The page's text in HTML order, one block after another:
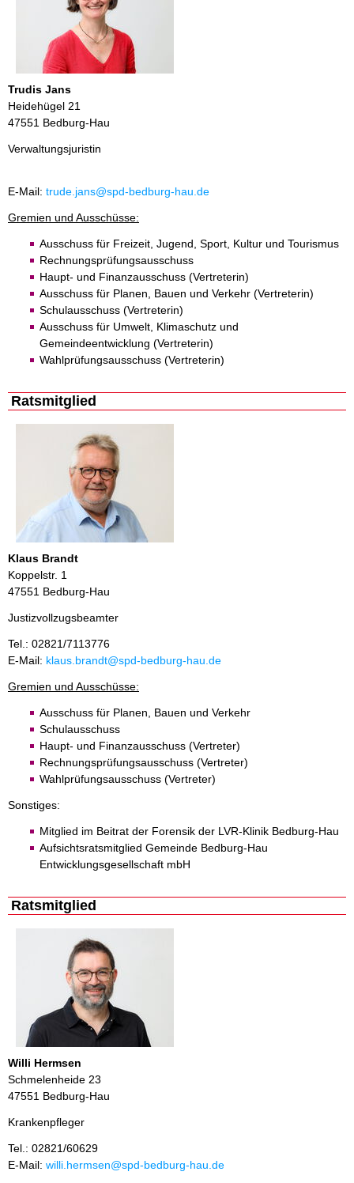
Trudis Jans
Heidehügel 21
47551 Bedburg-Hau
Verwaltungsjuristin
E-Mail: trude.jans@spd-bedburg-hau.de
Gremien und Ausschüsse:
Ausschuss für Freizeit, Jugend, Sport, Kultur und Tourismus
Rechnungsprüfungsausschuss
Haupt- und Finanzausschuss (Vertreterin)
Ausschuss für Planen, Bauen und Verkehr (Vertreterin)
Schulausschuss (Vertreterin)
Ausschuss für Umwelt, Klimaschutz und
Gemeindeentwicklung (Vertreterin)
Wahlprüfungsausschuss (Vertreterin)
Ratsmitglied
Klaus Brandt
Koppelstr. 1
47551 Bedburg-Hau
Justizvollzugsbeamter
Tel.: 02821/7113776
E-Mail: klaus.brandt@spd-bedburg-hau.de
Gremien und Ausschüsse:
Ausschuss für Planen, Bauen und Verkehr
Schulausschuss
Haupt- und Finanzausschuss (Vertreter)
Rechnungsprüfungsausschuss (Vertreter)
Wahlprüfungsausschuss (Vertreter)
Sonstiges:
Mitglied im Beitrat der Forensik der LVR-Klinik Bedburg-Hau
Aufsichtsratsmitglied Gemeinde Bedburg-Hau
Entwicklungsgesellschaft mbH
Ratsmitglied
Willi Hermsen
Schmelenheide 23
47551 Bedburg-Hau
Krankenpfleger
Tel.: 02821/60629
E-Mail: willi.hermsen@spd-bedburg-hau.de